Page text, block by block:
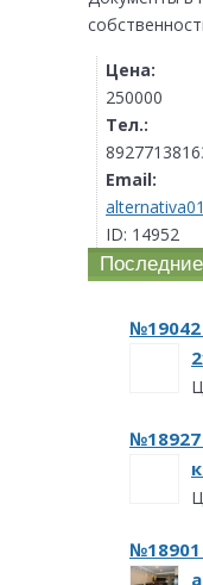
Цена:
250000
Тел.:
Email:
ID: 14952
№18927